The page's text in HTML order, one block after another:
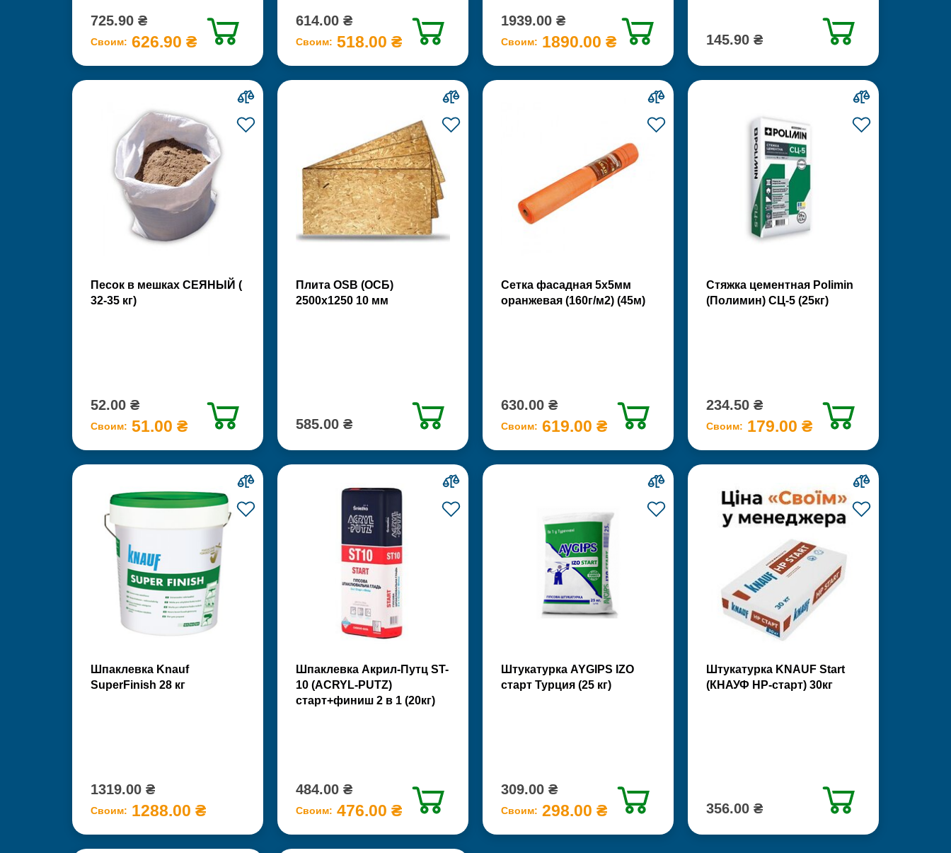
725.90 ₴
Своим: 626.90 ₴
614.00 ₴
Своим: 518.00 ₴
1939.00 ₴
Своим: 1890.00 ₴ 145.90 ₴
Песок в мешках СЕЯНЫЙ (
32-35 кг)
52.00 ₴
Своим: 51.00 ₴
Плита OSB (ОСБ)
2500х1250 10 мм
585.00 ₴
Сетка фасадная 5х5мм
оранжевая (160г/м2) (45м)
630.00 ₴
Своим: 619.00 ₴
Стяжка цементная Polimin
(Полимин) СЦ-5 (25кг)
234.50 ₴
Своим: 179.00 ₴
Шпаклевка Knauf
SuperFinish 28 кг
1319.00 ₴
Своим: 1288.00 ₴
Шпаклевка Акрил-Путц ST-
10 (ACRYL-PUTZ)
старт+финиш 2 в 1 (20кг)
484.00 ₴
Своим: 476.00 ₴
Штукатурка AYGIPS IZO
старт Турция (25 кг)
309.00 ₴
Своим: 298.00 ₴
Штукатурка KNAUF Start
(КНАУФ НР-старт) 30кг
356.00 ₴